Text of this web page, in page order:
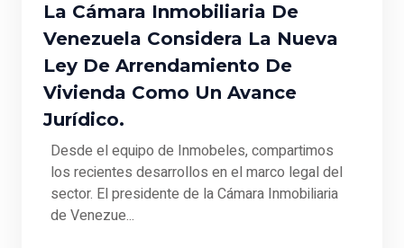
La Cámara Inmobiliaria De
Venezuela Considera La Nueva
Ley De Arrendamiento De
Vivienda Como Un Avance
Jurídico.
Desde el equipo de Inmobeles, compartimos
los recientes desarrollos en el marco legal del
sector. El presidente de la Cámara Inmobiliaria
de Venezue...